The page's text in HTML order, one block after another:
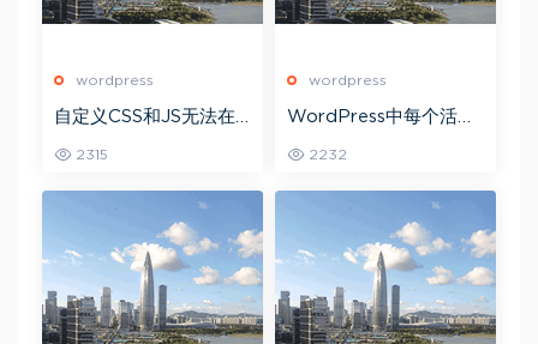
wordpress
自定义CSS和JS无法在
2315
wordpress
WordPress中每个活动
2232